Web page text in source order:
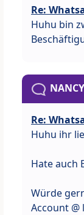
Re:
Huhu bin
Re:
Huhu ihr
Hate auch
Würde
Account @